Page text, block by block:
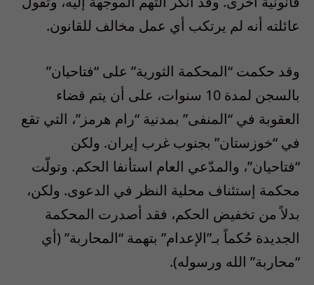
عائلته أنه لم يرتكب أي عمل مخالف للقانون.
وقد حكمت “المحكمة الثورية” على “فتاحيان”
بالسجن لمدة 10 سنوات، على أن يتم قضاء
العقوبة في “المنفى” بمدنية “رام هرمز”، التي تقع
في “خوزستان” بجنوب غرب إيران. ولكن
“فتاحيان”، والمدّعي العام استأنفا الحكم. وتولّت
محكمة إستئناف محلية النظر في الدعوى. ولكن،
بدلاً من تخفيض الحكم، فقد أصدرت المحكمة
الجديدة حُكماً بـ”الإعدام” بتهمة “المحاربة” (أي
“محاربة” الله ورسوله).